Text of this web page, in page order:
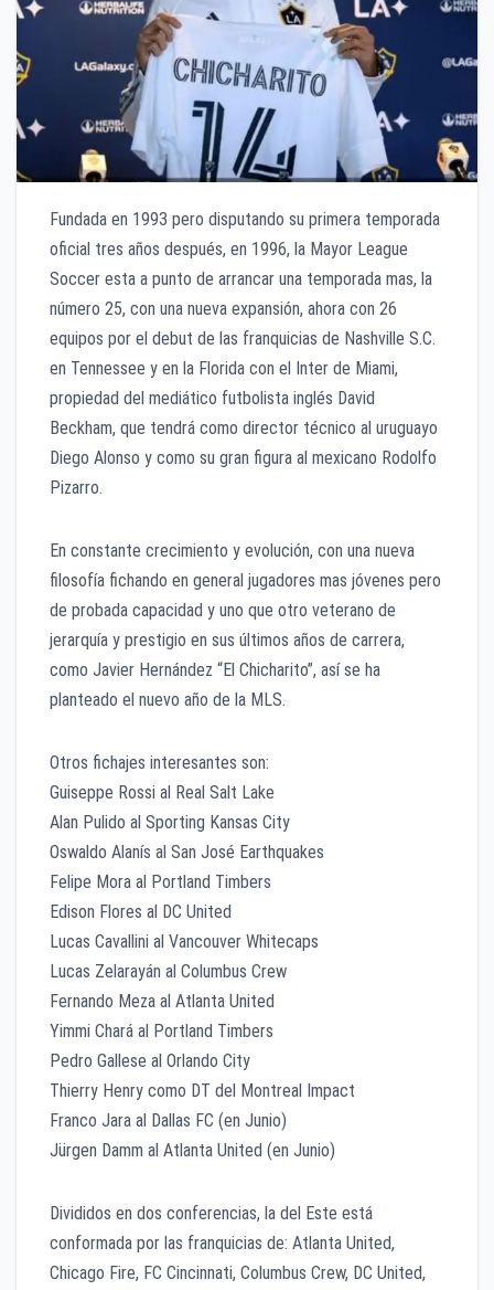
Fundada en 1993 pero disputando su primera temporada
oficial tres años después, en 1996, la Mayor League
Soccer esta a punto de arrancar una temporada mas, la
número 25, con una nueva expansión, ahora con 26
equipos por el debut de las franquicias de Nashville S.C.
en Tennessee y en la Florida con el Inter de Miami,
propiedad del mediático futbolista inglés David
Beckham, que tendrá como director técnico al uruguayo
Diego Alonso y como su gran figura al mexicano Rodolfo
Pizarro.
En constante crecimiento y evolución, con una nueva
filosofía fichando en general jugadores mas jóvenes pero
de probada capacidad y uno que otro veterano de
jerarquía y prestigio en sus últimos años de carrera,
como Javier Hernández “El Chicharito”, así se ha
planteado el nuevo año de la MLS.
Otros fichajes interesantes son:
Guiseppe Rossi al Real Salt Lake
Alan Pulido al Sporting Kansas City
Oswaldo Alanís al San José Earthquakes
Felipe Mora al Portland Timbers
Edison Flores al DC United
Lucas Cavallini al Vancouver Whitecaps
Lucas Zelarayán al Columbus Crew
Fernando Meza al Atlanta United
Yimmi Chará al Portland Timbers
Pedro Gallese al Orlando City
Thierry Henry como DT del Montreal Impact
Franco Jara al Dallas FC (en Junio)
Jürgen Damm al Atlanta United (en Junio)
Divididos en dos conferencias, la del Este está
conformada por las franquicias de: Atlanta United,
Chicago Fire, FC Cincinnati, Columbus Crew, DC United,